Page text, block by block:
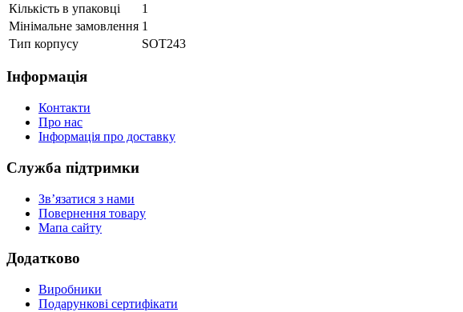
Кількість в упаковці
1
Мінімальне замовлення 1
Тип корпусу
SOT243
Інформація
Контакти
Про нас
Інформація про доставку
Служба підтримки
Зв’язатися з нами
Повернення товару
Мапа сайту
Додатково
Виробники
Подарункові сертифікати